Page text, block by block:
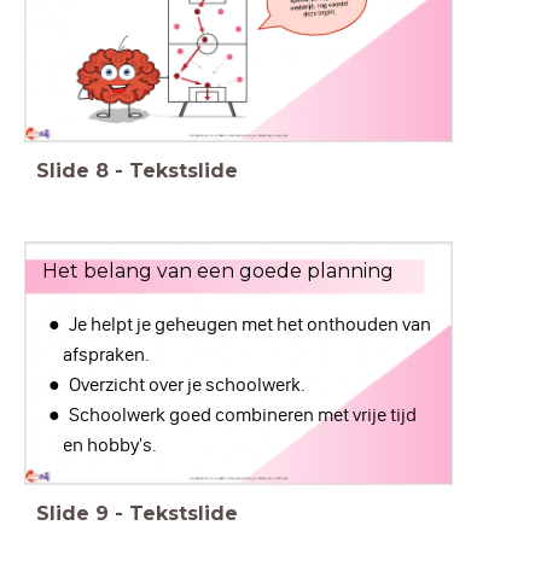
Slide 8 - Tekstslide
Het belang van een goede planning
Je helpt je geheugen met het onthouden van
afspraken.
Overzicht over je schoolwerk.
Schoolwerk goed combineren met vrije tijd
en hobby's.
Slide 9 - Tekstslide